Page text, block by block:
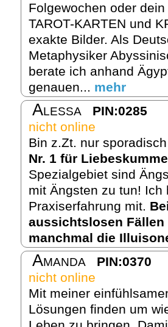
Folgewochen oder
TAROT-KARTEN und
exakte Bilder. Als
Metaphysiker
berate ich anhand
genauen... mehr
Alessa
PIN:0285
nicht online
Bin z.Zt. nur
Nr. 1 für
Spezialgebiet sind
mit Ängsten zu tun!
Praxiserfahrung mit.
aussichtslosen
manchmal die
Amanda
PIN:0370
nicht online
Mit meiner
Lösungen finden um